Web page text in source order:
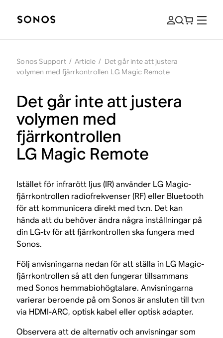
Sonos Support / Article / Det går inte att justera
volymen med fjärrkontrollen LG Magic Remote
Det går inte att justera
volymen med
fjärrkontrollen
LG Magic Remote
Istället för infrarött ljus (IR) använder LG Magic-
fjärrkontrollen radiofrekvenser (RF) eller Bluetooth
för att kommunicera direkt med tv:n. Det kan
hända att du behöver ändra några inställningar på
din LG-tv för att fjärrkontrollen ska fungera med
Sonos.
Följ anvisningarna nedan för att ställa in LG Magic-
fjärrkontrollen så att den fungerar tillsammans
med Sonos hemmabiohögtalare. Anvisningarna
varierar beroende på om Sonos är ansluten till tv:n
via HDMI-ARC, optisk kabel eller optisk adapter.
Observera att de alternativ och anvisningar som